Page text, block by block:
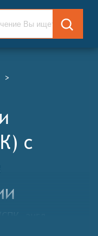
>
c
— это